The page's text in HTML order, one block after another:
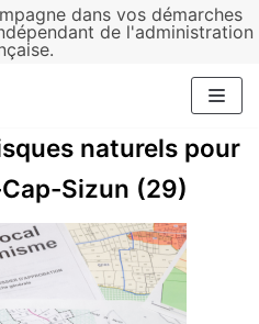
dans vos démarches
de l'administration
naturels pour
Sizun (29)